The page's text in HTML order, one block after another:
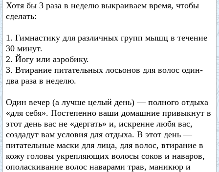
Хотя бы 3 раза в неделю выкраиваем время, чтобы
сделать:
1. Гимнастику для различных групп мышц в течение
30 минут.
2. Йогу или аэробику.
3. Втирание питательных лосьонов для волос один-
два раза в неделю.
Один вечер (а лучше целый день) — полного отдыха
«для себя». Постепенно ваши домашние привыкнут в
этот день вас не «дергать» и, искренне любя вас,
создадут вам условия для отдыха. В этот день —
питательные маски для лица, для волос, втирание в
кожу головы укрепляющих волосы соков и наваров,
ополаскивание волос наварами трав, маникюр и